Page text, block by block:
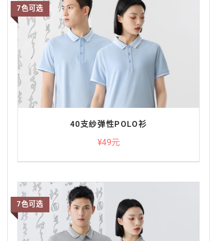
40支纱弹性POLO衫
¥49元
7色可选
7色可选